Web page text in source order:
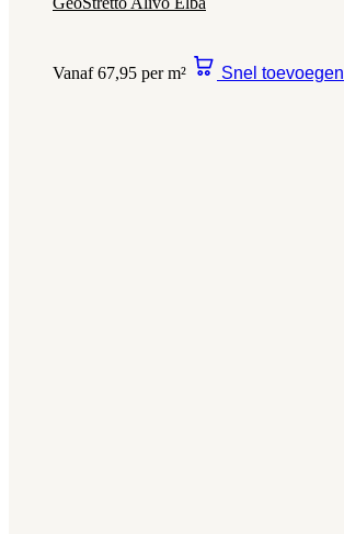
Vanaf 67,95 per m² Snel toevoegen